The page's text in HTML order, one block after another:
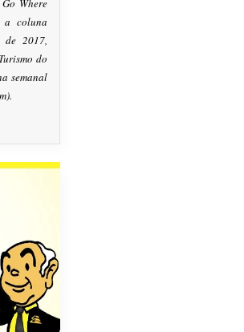
Where
a coluna
2017,
do
semanal